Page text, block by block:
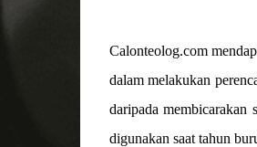
Calonteolog.com
dalam melakukan
daripada
digunakan saat tahun